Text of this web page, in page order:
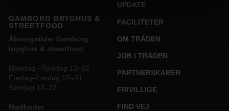
UPDATE
FACILITETER
OM TRÅDEN
JOB I TRÅDEN
PARTNERSKABER
FRIVILLIGE
FIND VEJ
GAMBORG BRYGHUS &
STREETFOOD
Åbningstider Gamborg
bryghus & streetfood
Mandag –Torsdag 12–22
Fredag–Lørdag 12–01
Søndag 12–22
Madboder